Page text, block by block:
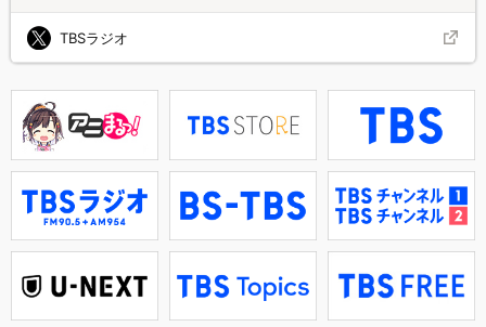
TBSラジオ